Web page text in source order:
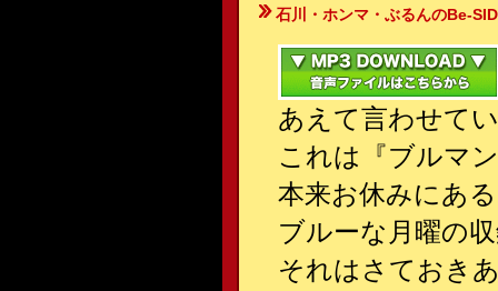
石川・ホンマ・ぶるんのBe-
あえて言わせて
これは『ブルマ
本来お休みにあ
ブルーな月曜の
それはさておき